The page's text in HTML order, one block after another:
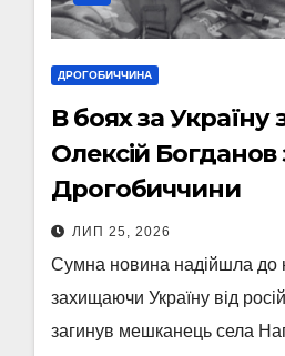
ДРОГОБИЧЧИНА
В боях за Україну
Олексій Богданов
Дрогобиччини
ЛИП 25, 2026
Сумна новина надійшла до
захищаючи Україну від
загинув мешканець села